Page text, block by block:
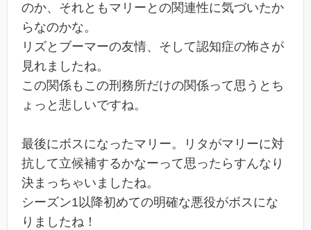
のか、それともマリーとの関連性に気づいたか
らなのかな。
リズとブーマーの友情、そして認知症の怖さが
見れましたね。
この関係もこの刑務所だけの関係って思うとち
ょっと悲しいですね。
最後にボスになったマリー。リタがマリーに対
抗して立候補するかなーって思ったらすんなり
決まっちゃいましたね。
シーズン1以降初めての明確な悪役がボスにな
りましたね！